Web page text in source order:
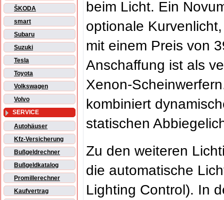
ŠKODA
smart
Subaru
Suzuki
Tesla
Toyota
Volkswagen
Volvo
SERVICE
Autohäuser
Kfz-Versicherung
Bußgeldrechner
Bußgeldkatalog
Promillerechner
Kaufvertrag
beim Licht. Ein
optionale
mit einem Preis von
Anschaffung ist als
Xenon-
kombiniert
statischen
Zu den weiteren
die automatische
Lighting Control). In